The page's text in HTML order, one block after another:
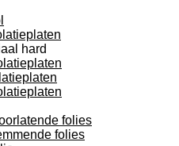
hard
folies
folies